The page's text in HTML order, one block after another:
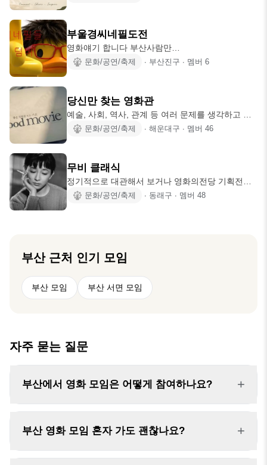
하기 힘들었던 활동을 같이해요~ 🙆‍♂️ 가입조건 🙆‍♂️ ✨️
남자,여자(00~88)_기인원 제외 ✨️ 본 모임 포함 3개
까지(장르무관) ✨️ 매월 3,000원 모임비 (소모임 프
리미엄 및 이벤트시 사용) ✨️ 타모임 운영진가능, 모
부울경씨네필도전
영화얘기 합니다 부산사람만
https://open.kakao.com/o/g8n3kRAi ->오픈채팅
문화/공연/축제 ∙ 부산진구 ∙ 멤버 6
당신만 찾는 영화관
예술, 사회, 역사, 관계 등 여러 문제를 생각하고 느
낄 수 있는 다양성 영화를 보는 모임입니다. 지인들
도 쉬운 일이 아닙니다. 그런 아쉬움을 안고 있는 사
람들이 모여 함께 영화를 보고, 극장을 나와 식사나
차를 하면서 영화 얘기를 나눌 수 있으면 좋겠습니
다. *가입 원하시는 분들은 게시판 정모후기 영화목
문화/공연/축제 ∙ 해운대구 ∙ 멤버 46
무비 클래식
정기적으로 대관해서 보거나 영화의전당 기획전으
로 고전영화를 보는 모임 입니다. 고전영화는 아니
성별, 나이, 혼인 여부 제한도 없고 영화 좋아하시면
됩니다! 다만 목적에 맞지 않는 행동이나 비매너 행
동할 경우 강퇴 됩니다.
문화/공연/축제 ∙ 동래구 ∙ 멤버 48
부산근처 인기 모임
부산 모임 부산 서면 모임
자주 묻는 질문
부산에서 영화 모임은 어떻게 참여하나요? +
부산 영화 모임 혼자 가도 괜찮나요? +